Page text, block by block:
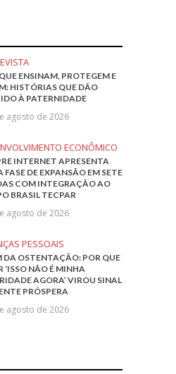
ENSINAM, PROTEGEM E
HISTÓRIAS QUE DÃO
À PATERNIDADE
agosto de 2026
ECONÔMICO
INTERNET APRESENTA
FASE DE EXPANSÃO EM SETE
COM INTEGRAÇÃO AO
BRASIL TECPAR
agosto de 2026
PESSOAIS
DA OSTENTAÇÃO: POR QUE
‘ISSO NÃO É MINHA
AGORA’ VIROU SINAL
PRÓSPERA
agosto de 2026